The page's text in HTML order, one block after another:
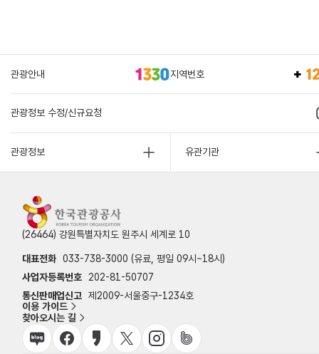
관광안내 지역번호
관광정보 수정/신규요청
관광정보 유관기관
(26464) 강원특별자치도 원주시 세계로 10
대표전화 033-738-3000 (유료, 평일 09시~18시)
사업자등록번호
202-81-50707
통신판매업신고 제2009-서울중구-1234호
이용 가이드
찾아오시는 길